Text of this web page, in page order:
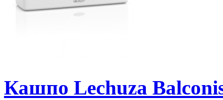
Кашпо Lechuza